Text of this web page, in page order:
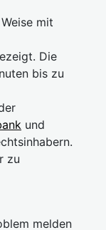
mit
Die
bis zu
und
zu
melden